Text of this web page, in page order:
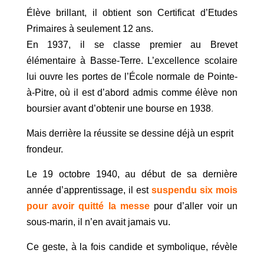
Élève brillant, il obtient son Certificat d’Etudes
Primaires à seulement 12 ans.
En 1937, il se classe premier au Brevet
élémentaire à Basse-Terre. L’excellence scolaire
lui ouvre les portes de l’École normale de Pointe-
à-Pitre, où il est d’abord admis comme élève non
boursier avant d’obtenir une bourse en 1938.
Mais derrière la réussite se dessine déjà un esprit
frondeur.
Le 19 octobre 1940, au début de sa dernière
année d’apprentissage, il est suspendu six mois
pour avoir quitté la messepour d’aller voir un
sous-marin, il n’en avait jamais vu.
Ce geste, à la fois candide et symbolique, révèle